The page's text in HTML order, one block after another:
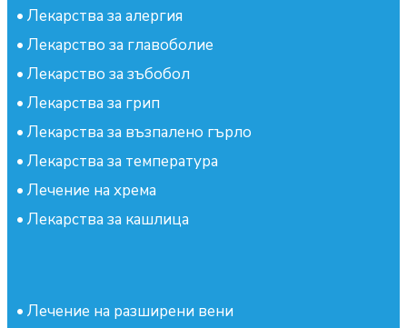
• Лекарства за алергия
• Лекарство за главоболие
• Лекарство за зъбобол
• Лекарства за грип
• Лекарства за възпалено гърло
• Лекарства за температура
• Лечение на хрема
• Лекарства за кашлица
• Лечение на разширени вени